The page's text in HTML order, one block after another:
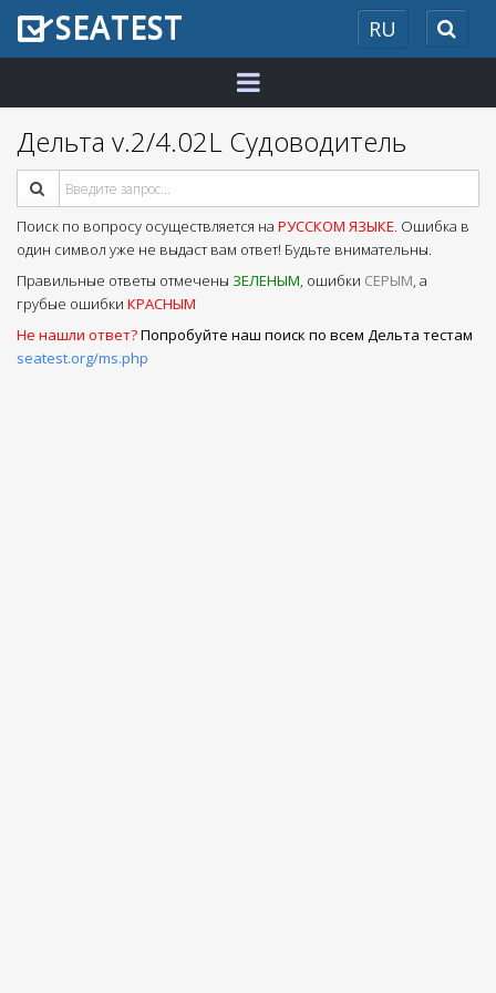
RU
SEATEST
Дельта v.2/4.02L Судоводитель
Поиск по вопросу осуществляется на РУССКОМ ЯЗЫКЕ. Ошибка в
один символ уже не выдаст вам ответ! Будьте внимательны.
Правильные ответы отмечены ЗЕЛЕНЫМ, ошибки СЕРЫМ, а
грубые ошибки КРАСНЫМ
Не нашли ответ?Попробуйте наш поиск по всем Дельта тестам
seatest.org/ms.php